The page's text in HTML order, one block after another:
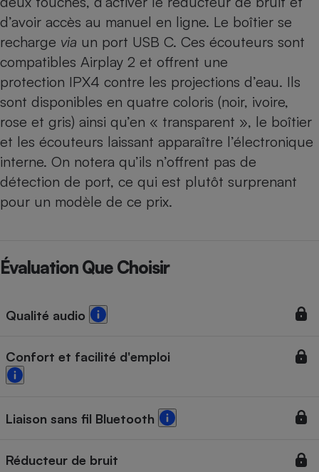
d’avoir accès au manuel en ligne. Le boîtier se
recharge via un port USB C. Ces écouteurs sont
compatibles Airplay 2 et offrent une
protection IPX4 contre les projections d’eau. Ils
sont disponibles en quatre coloris (noir, ivoire,
rose et gris) ainsi qu’en « transparent », le boîtier
et les écouteurs laissant apparaître l’électronique
interne. On notera qu’ils n’offrent pas de
détection de port, ce qui est plutôt surprenant
pour un modèle de ce prix.
Évaluation Que Choisir
Qualité audio
Confort et facilité d'emploi
Liaison sans fil Bluetooth
Réducteur de bruit